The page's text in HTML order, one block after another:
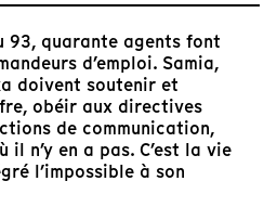
93, quarante agents font
d’emploi. Samia,
doivent soutenir et
obéir aux directives
de communication,
n’y en a pas. C’est la vie
l’impossible à son